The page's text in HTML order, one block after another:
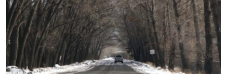
ՊԱՏԵՐԱԶՄԻ 6 ՇԱԲԱԹՆԵՐԸ
ՏԱՐԱԾԱՇՐՋԱՆ
ՄԻՋԱԶԳԱՅԻՆ
ՄՇԱԿՈՒՅԹ